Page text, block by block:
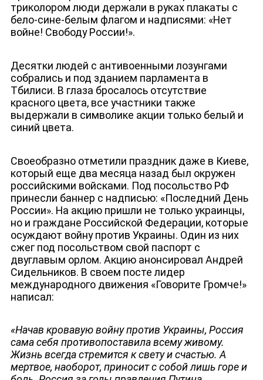
триколором люди держали в руках плакаты с
бело-сине-белым флагом и надписями: «Нет
войне! Свободу России!».
Десятки людей с антивоенными лозунгами
собрались и под зданием парламента в
Тбилиси. В глаза бросалось отсутствие
красного цвета, все участники также
выдержали в символике акции только белый и
синий цвета.
Своеобразно отметили праздник даже в Киеве,
который еще два месяца назад был окружен
российскими войсками. Под посольство РФ
принесли баннер с надписью: «Последний День
России». На акцию пришли не только украинцы,
но и граждане Российской Федерации, которые
осуждают войну против Украины. Один из них
сжег под посольством свой паспорт с
двуглавым орлом. Акцию анонсировал Андрей
Сидельников. В своем посте лидер
международного движения «Говорите Громче!»
написал:
«Начав кровавую войну против Украины, Россия
сама себя противопоставила всему живому.
Жизнь всегда стремится к свету и счастью. А
мертвое, наоборот, приносит с собой лишь горе и